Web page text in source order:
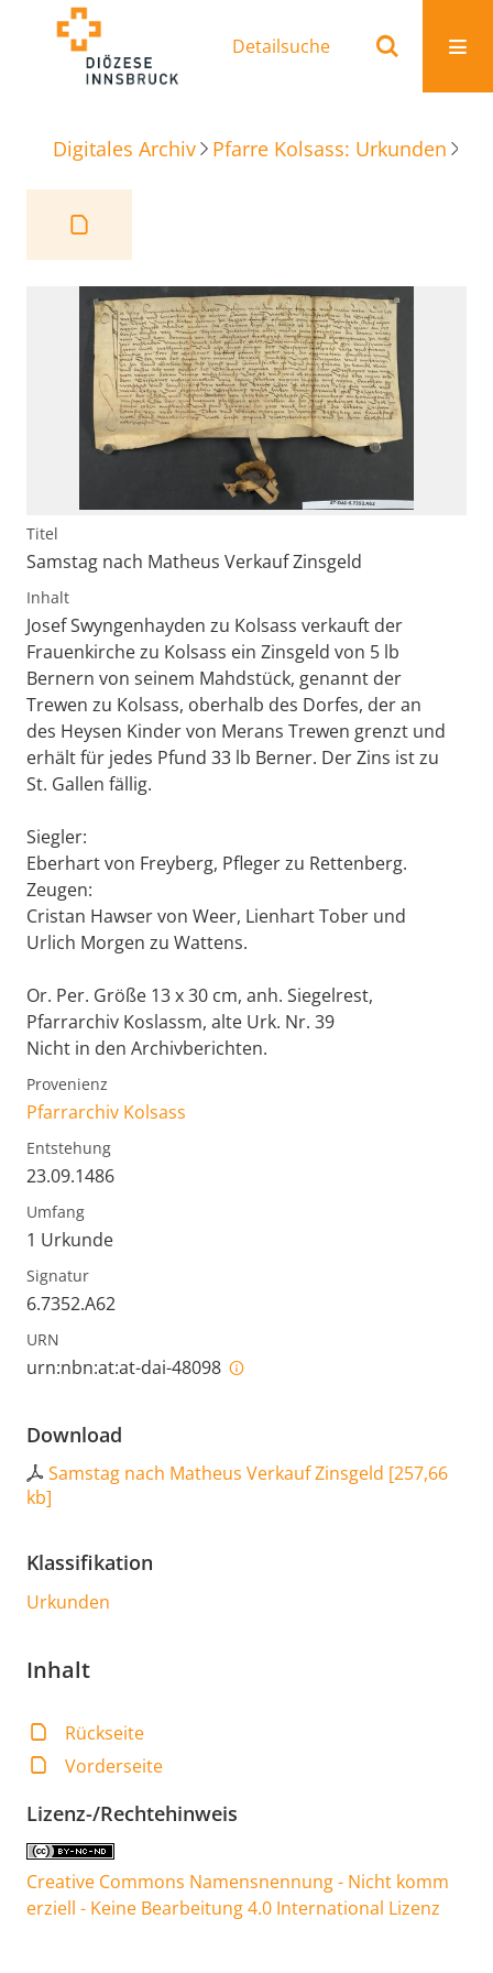
Detailsuche
Digitales Archiv Pfarre Kolsass: Urkunden
Titel
Samstag nach Matheus Verkauf Zinsgeld
Inhalt
Josef Swyngenhayden zu Kolsass verkauft der
Frauenkirche zu Kolsass ein Zinsgeld von 5 lb
Bernern von seinem Mahdstück, genannt der
Trewen zu Kolsass, oberhalb des Dorfes, der an
des Heysen Kinder von Merans Trewen grenzt und
erhält für jedes Pfund 33 lb Berner. Der Zins ist zu
St. Gallen fällig.
Siegler:
Eberhart von Freyberg, Pfleger zu Rettenberg.
Zeugen:
Cristan Hawser von Weer, Lienhart Tober und
Urlich Morgen zu Wattens.
Or. Per. Größe 13 x 30 cm, anh. Siegelrest,
Pfarrarchiv Koslassm, alte Urk. Nr. 39
Nicht in den Archivberichten.
Provenienz
Pfarrarchiv Kolsass
Entstehung
23.09.1486
Umfang
1 Urkunde
Signatur
6.7352.A62
URN
urn:nbn:at:at-dai-48098
Download
Samstag nach Matheus Verkauf Zinsgeld [257,66
kb]
Klassifikation
Urkunden
Inhalt
Rückseite
Vorderseite
Lizenz-/Rechtehinweis
Creative Commons Namensnennung - Nicht komm
erziell - Keine Bearbeitung 4.0 International Lizenz